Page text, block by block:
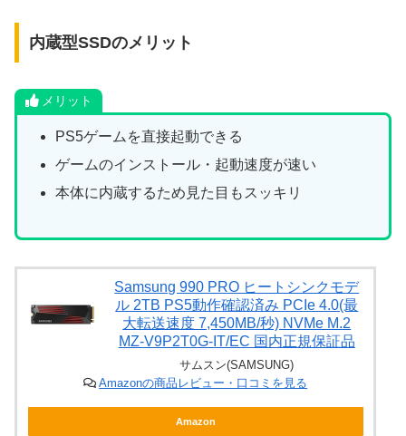
内蔵型SSDのメリット
メリット
PS5ゲームを直接起動できる
ゲームのインストール・起動速度が速い
本体に内蔵するため見た目もスッキリ
Samsung 990 PRO ヒートシンクモデ
ル 2TB PS5動作確認済み PCIe 4.0(最
大転送速度 7,450MB/秒) NVMe M.2
MZ-V9P2T0G-IT/EC 国内正規保証品
サムスン(SAMSUNG)
Amazonの商品レビュー・口コミを見る
Amazon